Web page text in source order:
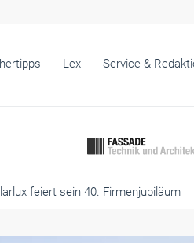
Lex Service &
feiert sein 40. Firmenjubiläum